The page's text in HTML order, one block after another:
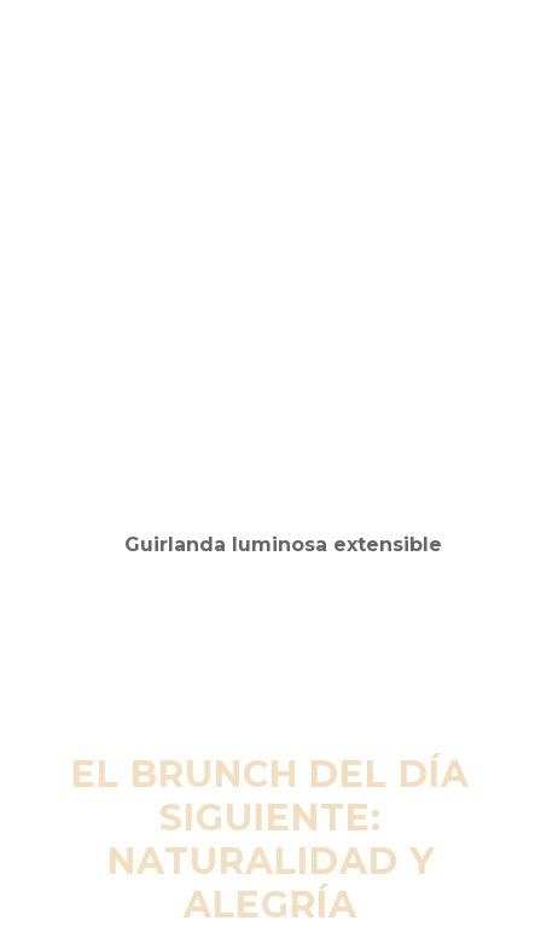
EL BRUNCH DEL DÍA
SIGUIENTE:
NATURALIDAD Y
ALEGRÍA